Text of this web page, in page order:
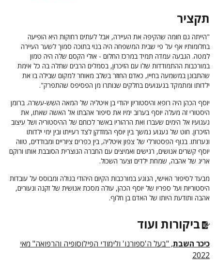
תקציר
"הייתה גם חומה שהקיפה את העיירה, אבל לעתים רחוקות היא הופיעה
בחלומותיו אף על פי שבית המשפחה היה בנוי בתוכה סמוך לשער העיירה
למטה. הגבעה עמדה תמיד במרכז החלום - אולי הקסם שלה היה טמון
במורכבות ההתמודדות שלו עם הזיכרון, בסמלים הרבים שתלה בה כל אימת
שהתבונן במשמעה בחייו, כאדם החוזר בשלב מאוחר למקום שבילה בו את
ילדותו ומתמקד בגעגועים בחלקים שנותרו מן הפסיפס שהתפרק".
יוסף הכהן היה רופא והיסטוריון יהודי בן איטליה של המאה השש-עשרה. ברומן
היסטורי זה מעלה יוסף בערוב ימיו את סיפור אהבתו אל האשה שאתו, את
געגועיו אל הימים שעברו ואת הרהוריו באשר לכוחם של ההיסטוריה ושל עיצוב
הזיכרון. חוט של געגוע נמשך בין יוסף המזדקן לצד רעייתו ובין ימי ילדותו
ונערותו. בנוף הפסטורלי של צפון איטליה, בין כפרים ציוריים ומבודדים, טווה
יוסף קשרים אנושים, רגישים ואמיצים עם החברה הנוצרית הסובבת אותו ורוקם
אריג של אהבה, שמחת ילדים וצער השכול.
מבעד לסיפור האישי, הנוגע במורכבות הקיום היהודי בגולה ומבוסס על עובדות
היסטוריות ועל ספריו של יוסף הכהן, עולה מסכת אנושית של זקנה ונעורים,
אהבה ותודעת היותו של האדם בן חלוף.
ביקורות ועוד
כיכר השבת, "בעל ה'ספורנו' ולימודי הפילוסופיה והרפואה" מאי
2022